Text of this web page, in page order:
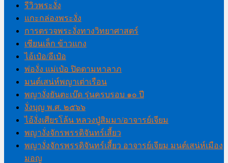
รีวิวพระงั่ง
แกะกล่องพระงั่ง
การตรวจพระงั่งทางวิทยาศาสตร์
เซียนเล็ก ข้าวแกง
ไอ้เป๋อ/อีเป๋อ
พ่องั่ง แม่เป๋อ ปิดตามหาลาภ
มนต์เสน่ห์พญาเต่าเรือน
พญางั่งยันตะเบ๊ด รุ่นครบรอบ ๑๐ ปี
งั่งบุญ พ.ศ. ๒๕๖๖
ไอ้งั่งเศียรโล้น หลวงปู่สิมมา/อาจารย์เจียม
พญางั่งจักรพรรดิจันทร์เสี้ยว
พญางั่งจักรพรรดิจันทร์เสี้ยว อาจารย์เจียม มนต์เสน่ห์เมือง
มอญ